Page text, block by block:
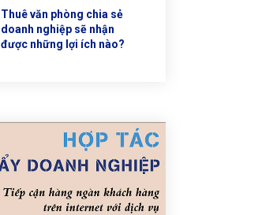
Thuê văn phòng chia sẻ
doanh nghiệp sẽ nhận
được những lợi ích nào?